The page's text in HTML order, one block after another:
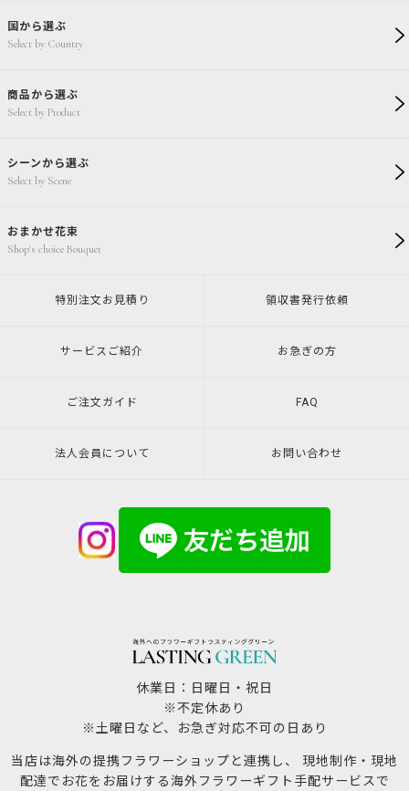
国から選ぶ
Select by Country
商品から選ぶ
Select by Product
シーンから選ぶ
Select by Scene
おまかせ花束
Shop's choice Bouquet
特別注文 お見積り 領収書発行依頼
サービスご紹介 お急ぎの方
ご注文ガイド FAQ
法人会員について お問い合わせ
休業日：日曜日・祝日
※不定休あり
※土曜日など、お急ぎ対応不可の日あり
当店は海外の提携フラワーショップと連携し、 現地制作・現地
配達でお花をお届けする海外フラワーギフト手配サービスで